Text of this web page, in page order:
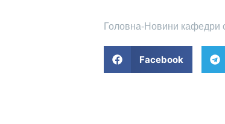
Головна-Новини кафедри
Facebook